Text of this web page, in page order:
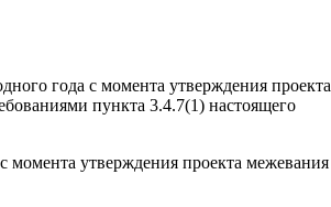
года с момента утверждения проекта
пункта 3.4.7(1) настоящего
момента утверждения проекта межевания